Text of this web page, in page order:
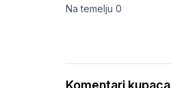
Na temelju 0
Komentari kupaca